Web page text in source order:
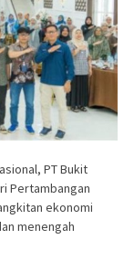
PT Bukit
Pertambangan
ekonomi
menengah